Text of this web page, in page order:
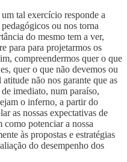
tal exercício responde a
ou nos torna
do mesmo tem a ver,
para para projetarmos os
compreendermos quer o que
quer o que não devemos ou
não nos garante que as
imediato, num paraíso,
o inferno, a partir do
as nossas expectativas de
como potenciar a nossa
às propostas e estratégias
do desempenho dos